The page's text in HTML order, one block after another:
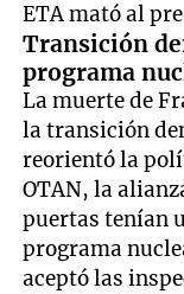
ETA mató al
Transición
programa
La muerte de
la transición
reorientó la
OTAN, la
puertas tenían
programa
aceptó las